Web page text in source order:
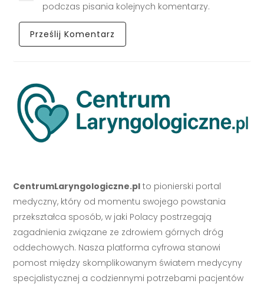
podczas pisania kolejnych komentarzy.
CentrumLaryngologiczne.pl to pionierski portal
medyczny, który od momentu swojego powstania
przekształca sposób, w jaki Polacy postrzegają
zagadnienia związane ze zdrowiem górnych dróg
oddechowych. Nasza platforma cyfrowa stanowi
pomost między skomplikowanym światem medycyny
specjalistycznej a codziennymi potrzebami pacjentów